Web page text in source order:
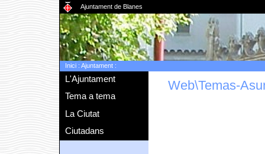
Ajuntament de Blanes
Inici: Ajuntament:
L'Ajuntament
Tema a tema
La Ciutat
Ciutadans
Web\Temas-